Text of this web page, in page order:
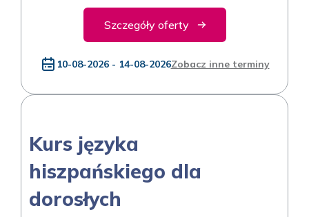
Szczegóły oferty
10-08-2026 - 14-08-2026Zobacz inne terminy
Kurs języka
hiszpańskiego dla
dorosłych